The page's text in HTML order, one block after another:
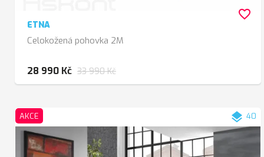
ETNA
Celokožená pohovka 2M
28 990 Kč 33 990 Kč
favorite_border
AKCE layers 40